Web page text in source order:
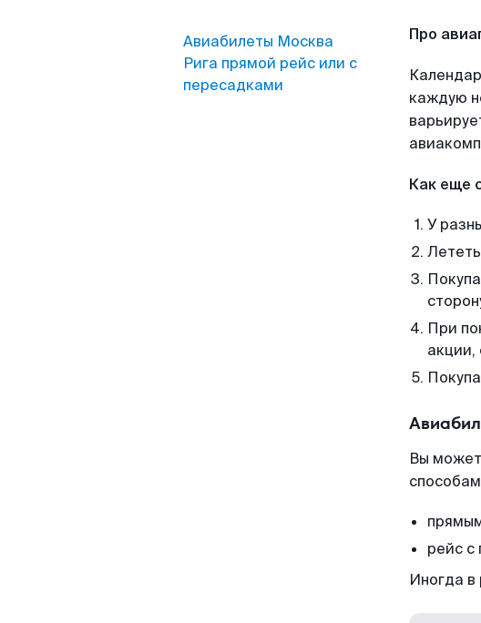
Авиабилеты Москва
Рига прямой рейс или с
пересадками
Про
каждую
Как еще
У
При
акции,
Вы
рейс с
Иногда в